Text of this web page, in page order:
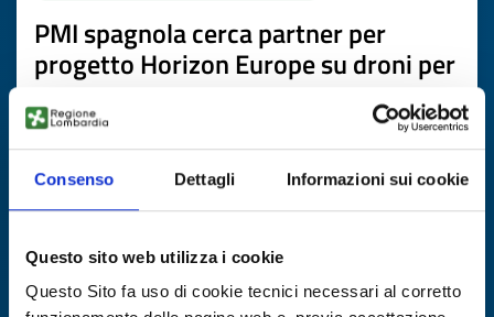
Consenso Dettagli Informazioni sui cookie
Questo sito web utilizza i cookie
Questo Sito fa uso di cookie tecnici necessari al corretto
PMI spagnola cerca partner per
progetto Horizon Europe su droni per
ID EEN: RDRES20260508008